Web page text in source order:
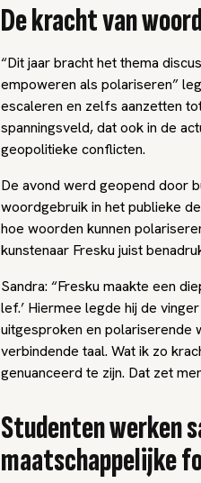
De kracht van
“Dit jaar bracht het thema
empoweren als polariseren”
escaleren en zelfs aanzetten
spanningsveld, dat ook in de
geopolitieke conflicten.
De avond werd geopend door
woordgebruik in het publieke
hoe woorden kunnen
kunstenaar Fresku juist
Sandra: “Fresku maakte een
lef.’ Hiermee legde hij de
uitgesproken en polariserende
verbindende taal. Wat ik zo
genuanceerd te zijn. Dat zet
Studenten werken
maatschappelijke